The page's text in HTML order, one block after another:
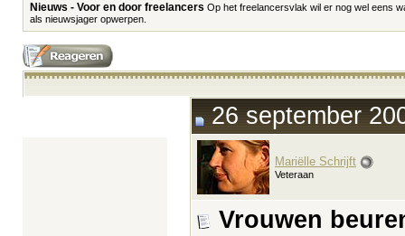
Nieuws - Voor en door freelancers Op het freelancersvlak wil er nog wel eens
als nieuwsjager opwerpen.
26 september
Mariëlle Schrijft
Veteraan
Vrouwen